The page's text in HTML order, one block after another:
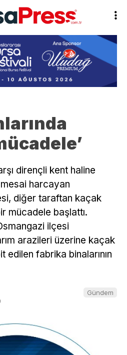
dirençli kent haline
harcayan
diğer taraftan kaçak
mücadele başlattı.
Osmangazi ilçesi
arazileri üzerine kaçak
edilen fabrika binalarının
Gündem